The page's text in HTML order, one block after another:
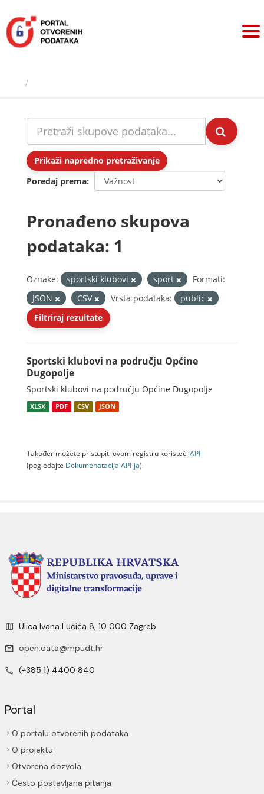
sadržaj
Prikaži napredno pretraživanje
Poredaj prema
Pronađeno skupova
podataka: 1
Oznake: sportski klubovi sport
Formati:
JSON
CSV Vrsta podataka:
public
Filtriraj rezultate
Sportski klubovi na području Općine
Dugopolje
Sportski klubovi na području Općine Dugopolje
XLSX PDF CSV JSON
Također možete pristupiti ovom registru koristeći API
(pogledajte Dokumenаtаcijа API-jа).